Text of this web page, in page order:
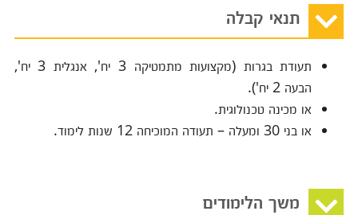
תנאי קבלה
תעודת בגרות (מקצועות מתמטיקה 3 יח', אנגלית 3 יח',
הבעה 2 יח').
או מכינה טכנולוגית.
או בני 30 ומעלה – תעודה המוכיחה 12 שנות לימוד.
משך הלימודים